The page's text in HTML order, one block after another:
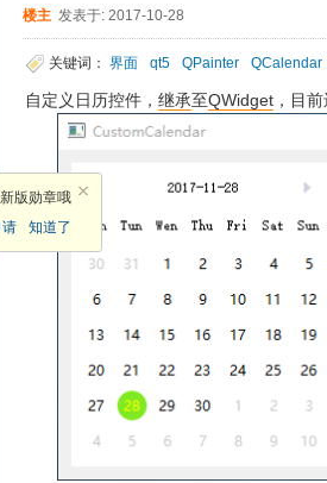
版勋章哦
知道了
楼主 发表于: 2017-10-28
关键词： 界面 qt5 QPainter QCalendar
自定义日历控件， 继承至QWidget ，目